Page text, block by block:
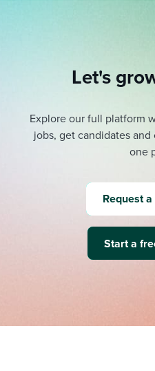
Let's
Explore our full platform
jobs, get candidates
one
Request
Start a